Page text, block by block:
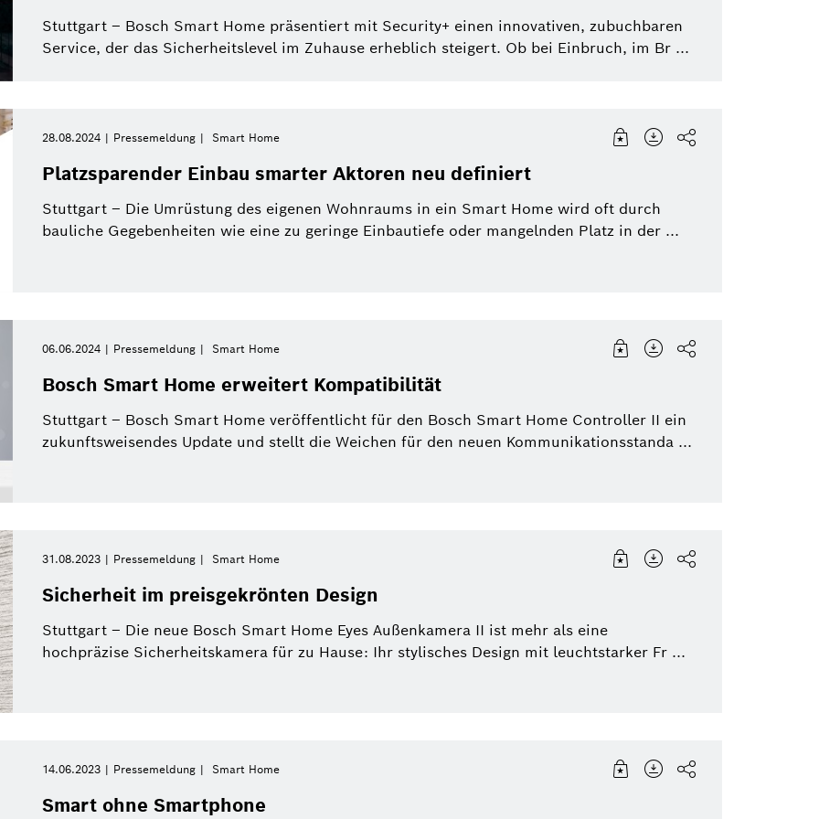
Filter schließen
Pressemeldung
Stuttgart – Bosch Smart Home präsentiert mit Security+ einen innovativen, zubuchbaren
Service, der das Sicherheitslevel im Zuhause erheblich steigert. Ob bei Einbruch, im Br ...
28.08.2024 Pressemeldung Smart Home
Platzsparender Einbau smarter Aktoren neu definiert
Stuttgart – Die Umrüstung des eigenen Wohnraums in ein Smart Home wird oft durch
bauliche Gegebenheiten wie eine zu geringe Einbautiefe oder mangelnden Platz in der ...
06.06.2024 Pressemeldung Smart Home
Bosch Smart Home erweitert Kompatibilität
Stuttgart – Bosch Smart Home veröffentlicht für den Bosch Smart Home Controller II ein
zukunftsweisendes Update und stellt die Weichen für den neuen Kommunikationsstanda ...
31.08.2023 Pressemeldung Smart Home
Sicherheit im preisgekrönten Design
Stuttgart – Die neue Bosch Smart Home Eyes Außenkamera II ist mehr als eine
hochpräzise Sicherheitskamera für zu Hause: Ihr stylisches Design mit leuchtstarker Fr ...
14.06.2023 Pressemeldung Smart Home
Smart ohne Smartphone